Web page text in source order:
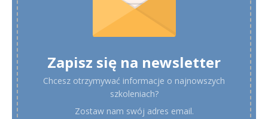
Zapisz się na newsletter
Chcesz otrzymywać informacje o najnowszych
szkoleniach?
Zostaw nam swój adres email.